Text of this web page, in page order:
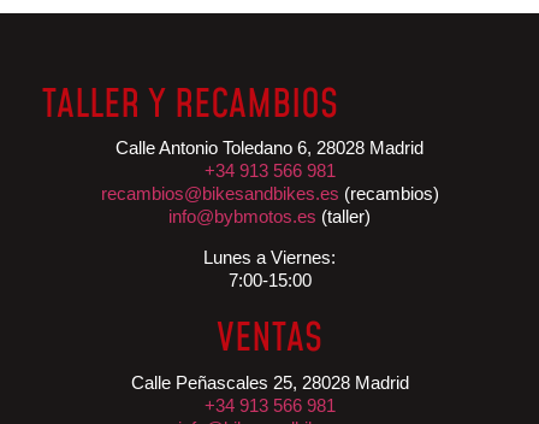
VENTAS
Calle Peñascales 25, 28028 Madrid
+34 913 566 981
TALLER Y RECAMBIOS
Calle Antonio Toledano 6, 28028 Madrid
+34 913 566 981
recambios@bikesandbikes.es (recambios)
info@bybmotos.es (taller)
Lunes a Viernes:
7:00-15:00